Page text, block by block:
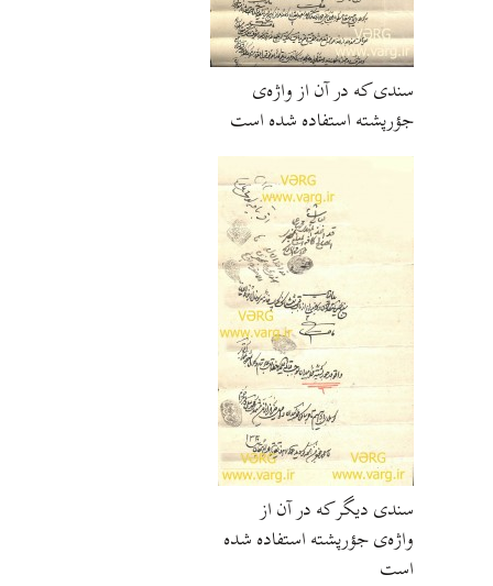
سندی که در آن از واژه‌ی
جؤرپشته استفاده شده است
سندی دیگر که در آن از
واژه‌ی جؤرپشته استفاده شده
است